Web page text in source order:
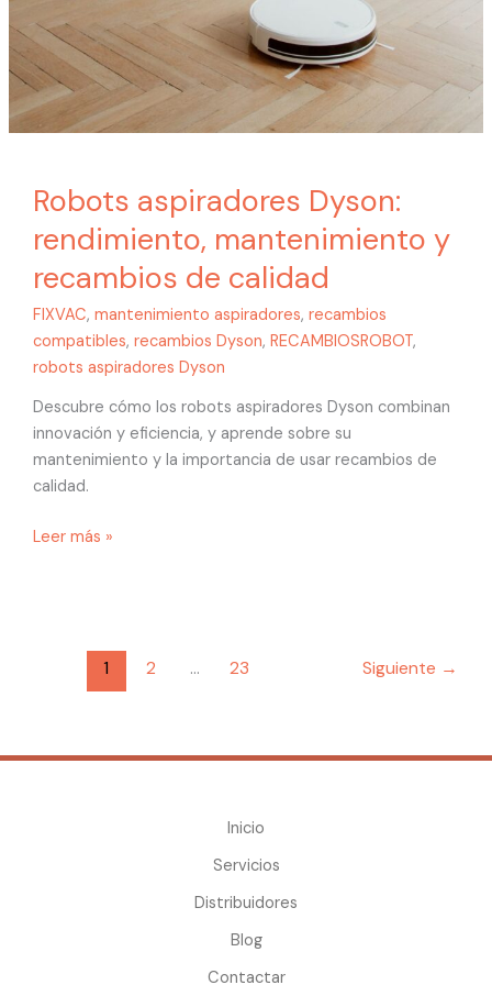
Robots aspiradores Dyson:
rendimiento, mantenimiento y
recambios de calidad
FIXVAC, mantenimiento aspiradores, recambios
compatibles, recambios Dyson, RECAMBIOSROBOT,
robots aspiradores Dyson
Descubre cómo los robots aspiradores Dyson combinan
innovación y eficiencia, y aprende sobre su
mantenimiento y la importancia de usar recambios de
calidad.
Leer más »
1 2 … 23 Siguiente →
Inicio
Servicios
Distribuidores
Blog
Contactar